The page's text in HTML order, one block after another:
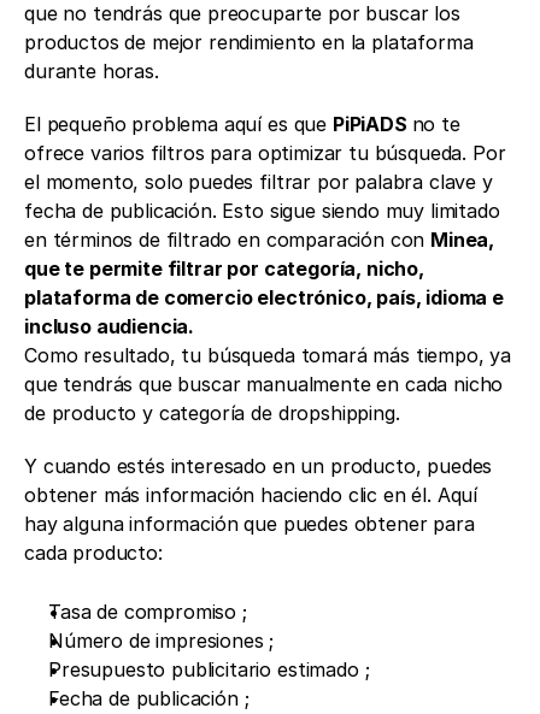
que no tendrás que preocuparte por buscar los
productos de mejor rendimiento en la plataforma
durante horas.
El pequeño problema aquí es que PiPiADS no te
ofrece varios filtros para optimizar tu búsqueda. Por
el momento, solo puedes filtrar por palabra clave y
fecha de publicación. Esto sigue siendo muy limitado
en términos de filtrado en comparación con Minea,
que te permite filtrar por categoría, nicho,
plataforma de comercio electrónico, país, idioma e
incluso audiencia.
Como resultado, tu búsqueda tomará más tiempo, ya
que tendrás que buscar manualmente en cada nicho
de producto y categoría de dropshipping.
Y cuando estés interesado en un producto, puedes
obtener más información haciendo clic en él. Aquí
hay alguna información que puedes obtener para
cada producto:
Tasa de compromiso ;
Número de impresiones ;
Presupuesto publicitario estimado ;
Fecha de publicación ;